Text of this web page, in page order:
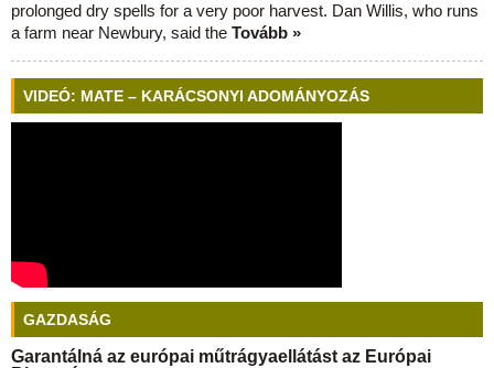
prolonged dry spells for a very poor harvest. Dan Willis, who runs
a farm near Newbury, said the Tovább »
VIDEÓ: MATE – KARÁCSONYI ADOMÁNYOZÁS
GAZDASÁG
Garantálná az európai műtrágyaellátást az Európai